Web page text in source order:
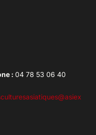
:04 78 53 06 40